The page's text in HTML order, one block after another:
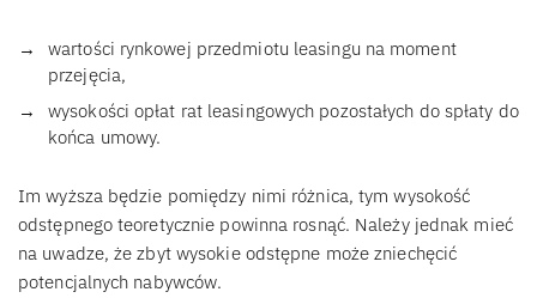
wartości rynkowej przedmiotu leasingu na moment
przejęcia,
wysokości opłat rat leasingowych pozostałych do spłaty do
końca umowy.
Im wyższa będzie pomiędzy nimi różnica, tym wysokość
odstępnego teoretycznie powinna rosnąć. Należy jednak mieć
na uwadze, że zbyt wysokie odstępne może zniechęcić
potencjalnych nabywców.